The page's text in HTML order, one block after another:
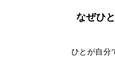
なぜひ
ひとが自分